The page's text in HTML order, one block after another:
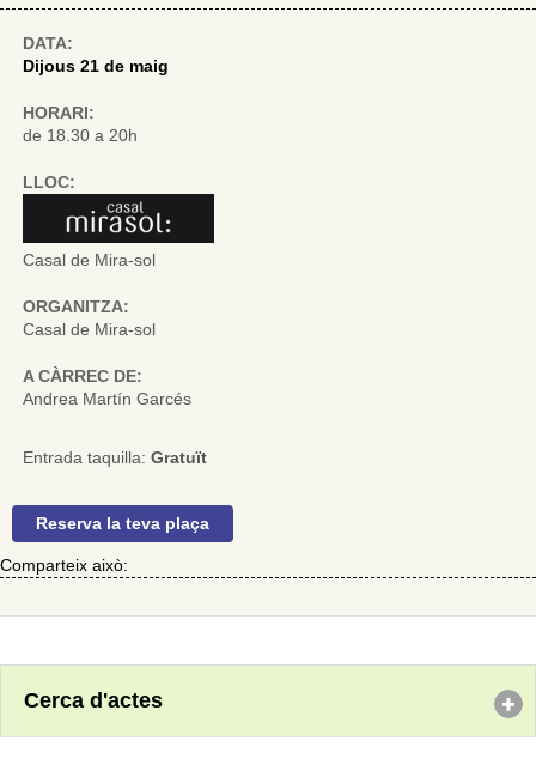
DATA:
Dijous 21 de maig
HORARI:
de 18.30 a 20h
LLOC:
Casal de Mira-sol
ORGANITZA:
Casal de Mira-sol
A CÀRREC DE:
Andrea Martín Garcés
Entrada taquilla: Gratuït
Reserva la teva plaça
Comparteix això:
Cerca d'actes